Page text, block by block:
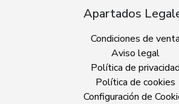
Apartados
Condiciones de venta
Aviso legal
Política de privacidad
Política de cookies
Configuración de